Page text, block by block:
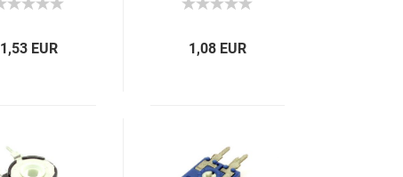
1,53 EUR 1,08 EUR